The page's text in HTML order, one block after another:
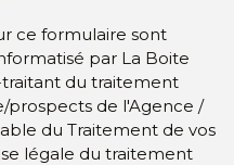
ce formulaire sont
par La Boite
du traitement
prospects de l'Agence /
du Traitement de vos
légale du traitement